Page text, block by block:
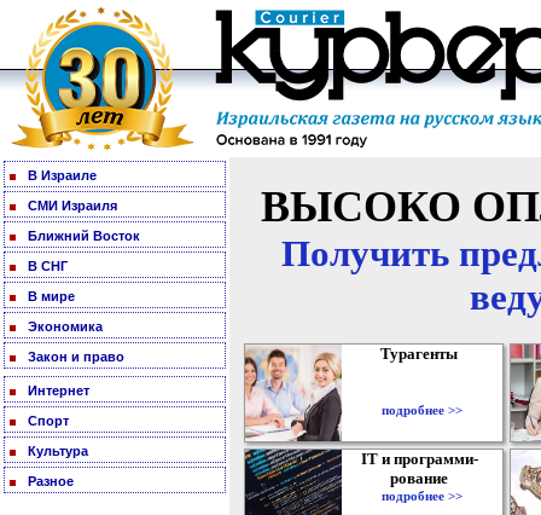
В Израиле
СМИ Израиля
Ближний Восток
В СНГ
В мире
Экономика
Закон и право
Интернет
Спорт
Культура
Разное
ВЫСОКО
Получить
Турагенты
подробнее >>
IT и программи-
рование
подробнее >>